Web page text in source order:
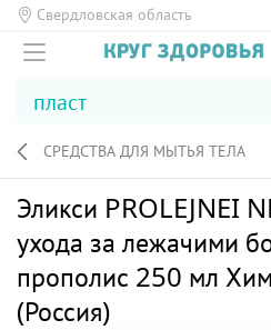
Свердловская область
СРЕДСТВА ДЛЯ МЫТЬЯ ТЕЛА
Эликси PROLEJNEI
ухода за лежачими
прополис 250 мл
(Россия)